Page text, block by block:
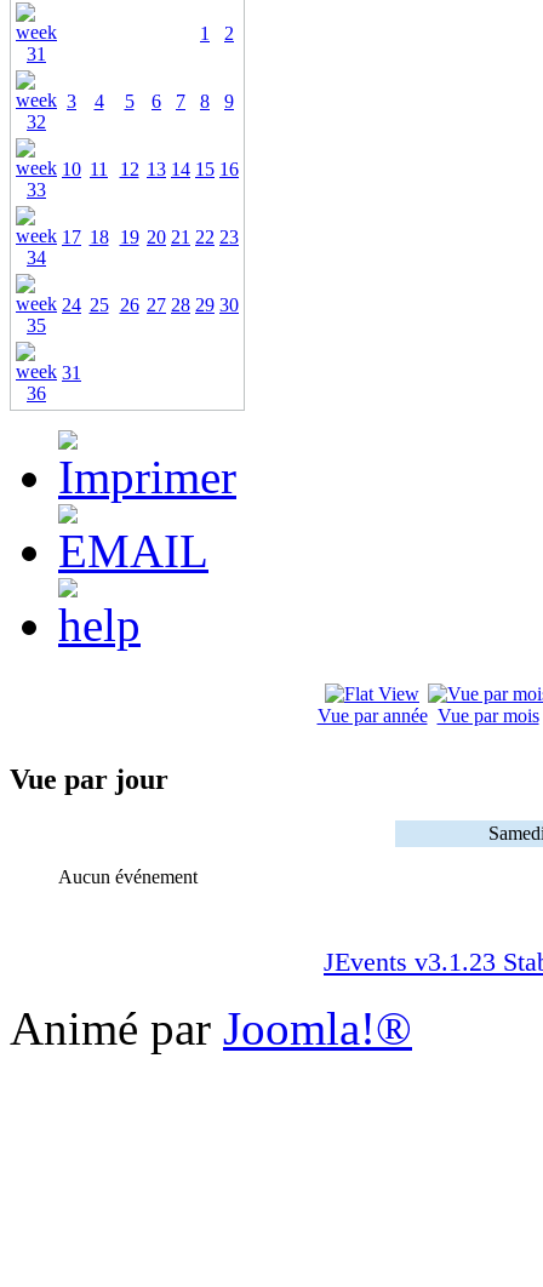
1 2
3 4 5 6 7 8 9
10 11 12 13 14 15 16
17 18 19 20 21 22 23
24 25 26 27 28 29 30
31
Vue par année Vue par mois
Vue par jour
Aucun événement
JEvents v3.1.23
Animé par Joomla!®